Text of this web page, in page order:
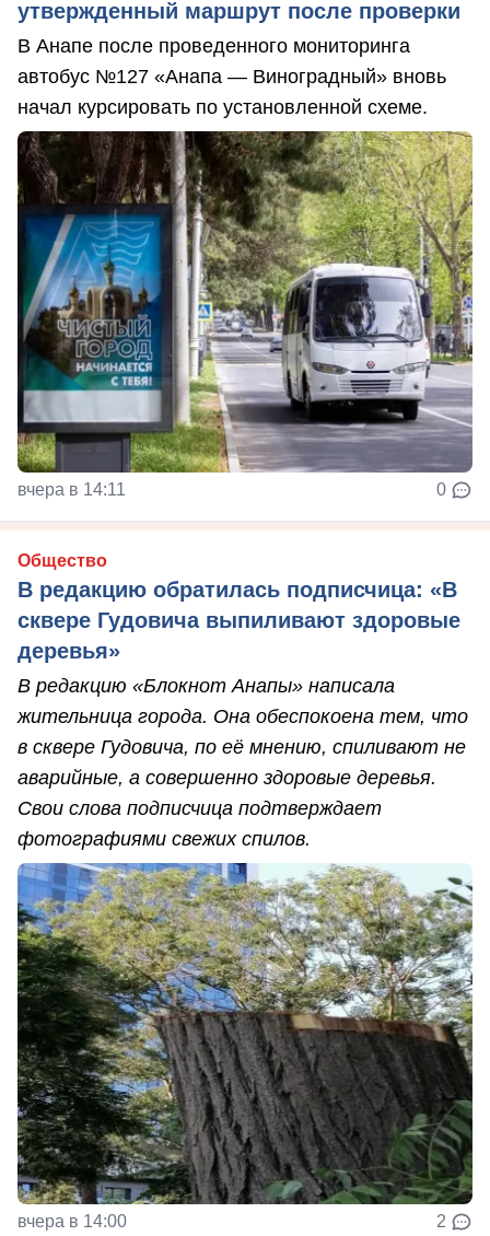
утвержденный маршрут после проверки
В Анапе после проведенного мониторинга
автобус №127 «Анапа — Виноградный» вновь
начал курсировать по установленной схеме.
вчера в 14:11 0
Общество
В редакцию обратилась подписчица: «В
сквере Гудовича выпиливают здоровые
деревья»
В редакцию «Блокнот Анапы» написала
жительница города. Она обеспокоена тем, что
в сквере Гудовича, по её мнению, спиливают не
аварийные, а совершенно здоровые деревья.
Свои слова подписчица подтверждает
фотографиями свежих спилов.
вчера в 14:00 2